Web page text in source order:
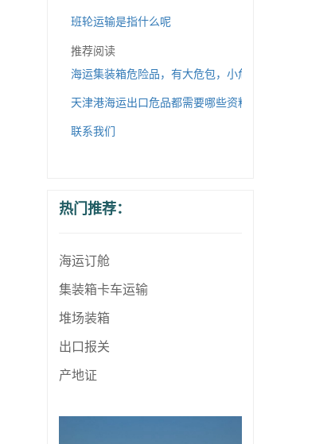
班轮运输是指什么呢
推荐阅读
海运集装箱危险品，有大危包，小危包吗？
天津港海运出口危品都需要哪些资料呢
联系我们
热门推荐：
海运订舱
集装箱卡车运输
堆场装箱
出口报关
产地证